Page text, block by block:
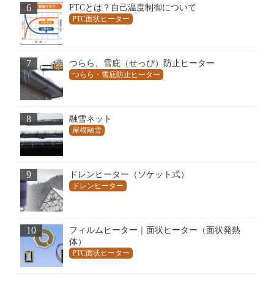
6 PTCとは？自己温度制御について
PTC面状ヒーター
7 つらら、雪庇（せっぴ）防止ヒーター
つらら・雪庇防止ヒーター
8 融雪ネット
屋根融雪
9 ドレンヒーター（ソケット式）
ドレンヒーター
10
フィルムヒーター｜面状ヒーター（面状発熱
体）
PTC面状ヒーター